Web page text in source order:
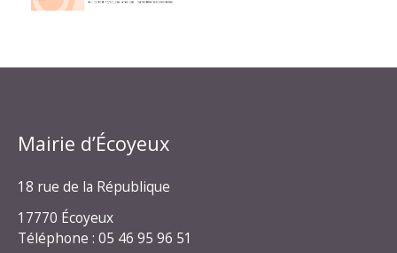
Mairie d’Écoyeux
18 rue de la République
17770 Écoyeux
Téléphone : 05 46 95 96 51